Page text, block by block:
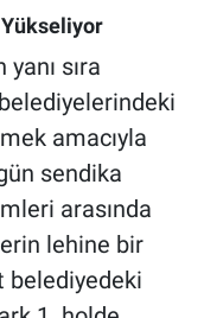
sıra
amacıyla
sendika
arasında
lehine bir
belediyedeki